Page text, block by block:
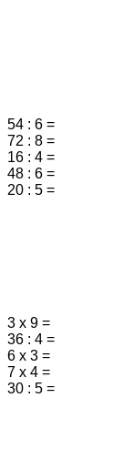
54 : 6 =
72 : 8 =
16 : 4 =
48 : 6 =
20 : 5 =
3 х 9 =
36 : 4 =
6 х 3 =
7 х 4 =
30 : 5 =